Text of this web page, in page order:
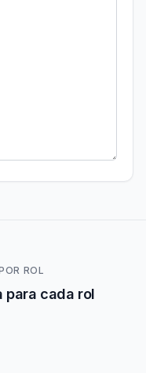
ROL
para cada rol